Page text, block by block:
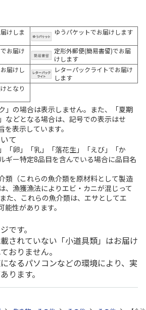
けしま
ゆうパケットでお届けします
お届け
定形外郵便(簡易書留)でお届
けします
届けし
レターパックライトでお届け
します
となり
」の場合は表示しません。また、「夏期
などとなる場合は、記号での表示はせ
表示しています。
て
「卵」「乳」「落花生」「えび」「か
ギー特定8品目を含んでいる場合に品目名
類（これらの魚介類を原材料として製造
、漁獲漁法によりエビ・カニが混じって
た、これらの魚介類は、エサとしてエ
性があります。
です。
されていない「小道具類」はお届け
おりません。
なるパソコンなどの環境により、実
ります。